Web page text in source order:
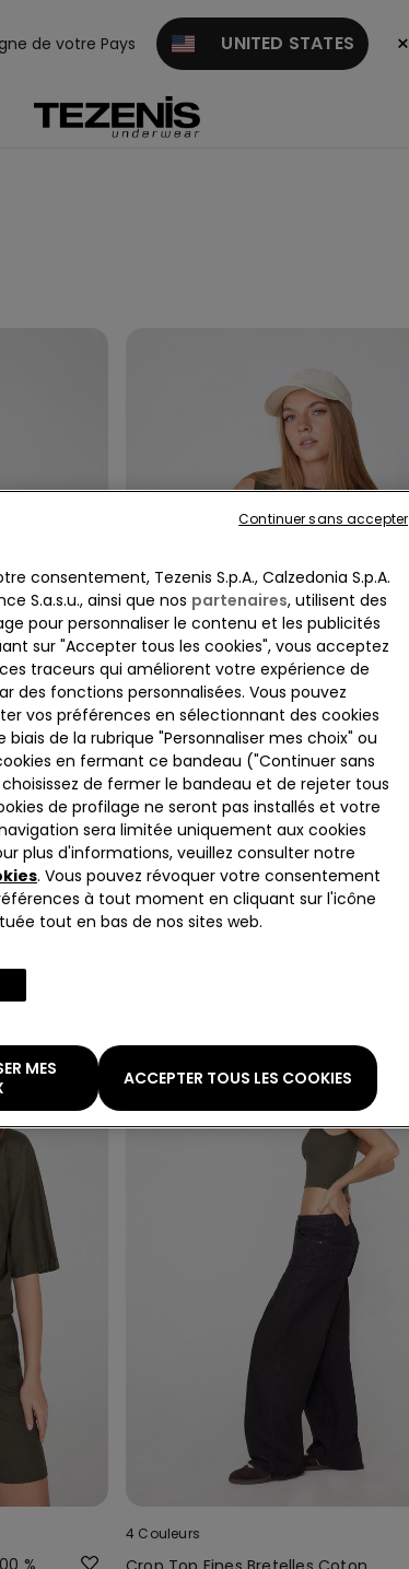
de votre Pays UNITED STATES ×
4 Couleurs
Débardeur Court à Larges Bretelles
Froissé
%
4 Couleurs
consentement, Tezenis S.p.A., Calzedonia S.p.A.
S.a.s.u., ainsi que nos partenaires, utilisent des
pour personnaliser le contenu et les publicités
sur "Accepter tous les cookies", vous acceptez
traceurs qui améliorent votre expérience de
des fonctions personnalisées. Vous pouvez
vos préférences en sélectionnant des cookies
biais de la rubrique "Personnaliser mes choix" ou
en fermant ce bandeau ("Continuer sans
de fermer le bandeau et de rejeter tous
de profilage ne seront pas installés et votre
sera limitée uniquement aux cookies
plus d'informations, veuillez consulter notre
. Vous pouvez révoquer votre consentement
à tout moment en cliquant sur l'icône
tout en bas de nos sites web.
MES
ACCEPTER TOUS LES COOKIES
Continuer sans accepter